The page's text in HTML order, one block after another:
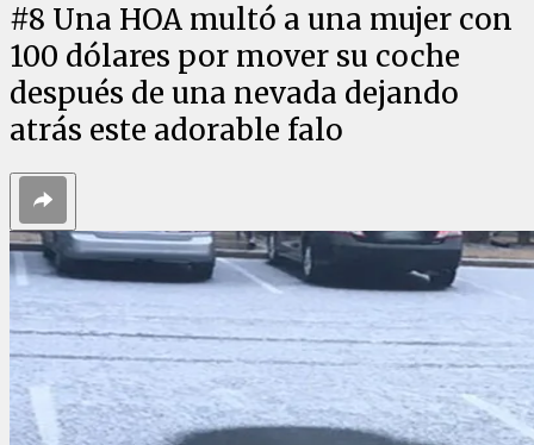
#8 Una HOA multó a una mujer con
100 dólares por mover su coche
después de una nevada dejando
atrás este adorable falo